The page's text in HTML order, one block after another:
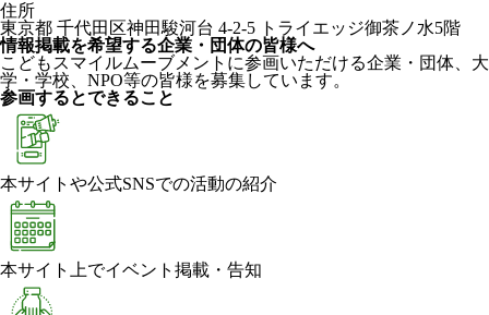
住所
東京都 千代田区神田駿河台 4-2-5 トライエッジ御茶ノ水5階
情報掲載を希望する企業・団体の皆様へ
こどもスマイルムーブメントに参画いただける企業・団体、大
学・学校、NPO等の皆様を募集しています。
参画するとできること
本サイトや公式SNSでの活動の紹介
本サイト上でイベント掲載・告知